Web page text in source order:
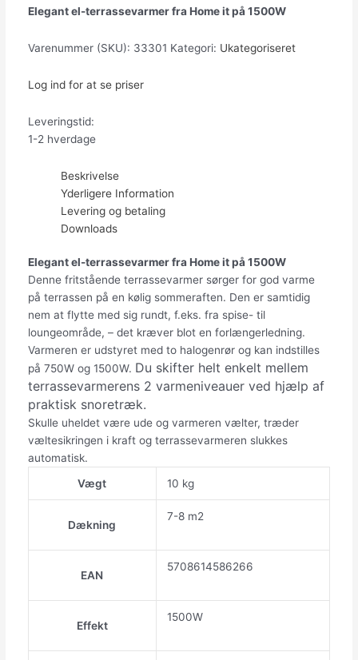
Elegant el-terrassevarmer fra Home it på 1500W
Varenummer (SKU): 33301 Kategori: Ukategoriseret
Log ind for at se priser
Leveringstid:
1-2 hverdage
Beskrivelse
Yderligere Information
Levering og betaling
Downloads
Elegant el-terrassevarmer fra Home it på 1500W
Denne fritstående terrassevarmer sørger for god varme
på terrassen på en kølig sommeraften. Den er samtidig
nem at flytte med sig rundt, f.eks. fra spise- til
loungeområde, – det kræver blot en forlængerledning.
Varmeren er udstyret med to halogenrør og kan indstilles
på 750W og 1500W. Du skifter helt enkelt mellem
terrassevarmerens 2 varmeniveauer ved hjælp af
praktisk snoretræk.
Skulle uheldet være ude og varmeren vælter, træder
væltesikringen i kraft og terrassevarmeren slukkes
automatisk.
Vægt
10 kg
Dækning
7-8 m2
EAN
5708614586266
Effekt
1500W